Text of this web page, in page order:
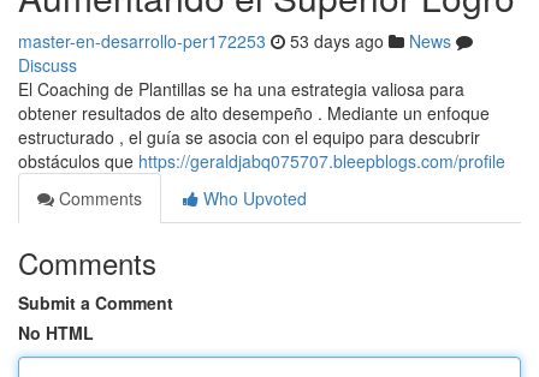
master-en-desarrollo-per172253 53 days ago
News
Discuss
El Coaching de Plantillas se ha una estrategia valiosa para
obtener resultados de alto desempeño . Mediante un enfoque
estructurado , el guía se asocia con el equipo para descubrir
obstáculos que https://geraldjabq075707.bleepblogs.com/profile
Comments
Who Upvoted
Comments
Submit a Comment
No HTML